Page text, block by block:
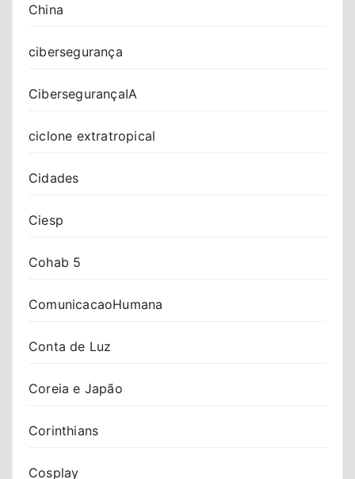
China
cibersegurança
CibersegurançaIA
ciclone extratropical
Cidades
Ciesp
Cohab 5
ComunicacaoHumana
Conta de Luz
Coreia e Japão
Corinthians
Cosplay